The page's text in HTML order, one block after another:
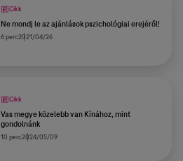
Cikk
Ne mondj le az ajánlások pszichológiai erejéről!
6 perc2021/04/26
Cikk
Vas megye közelebb van Kínához, mint
gondolnánk
10 perc2024/05/09